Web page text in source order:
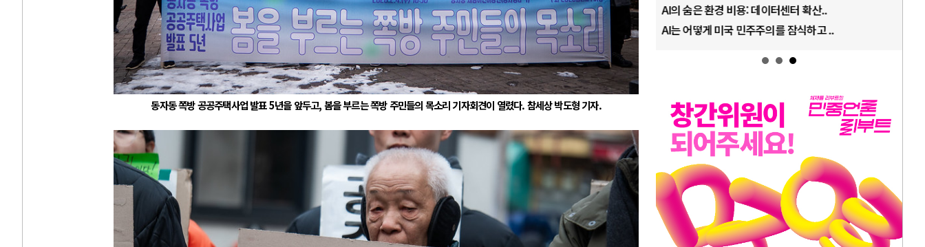
동자동 쪽방 공공주택사업 발표 5년을 앞두고, 봄을 부르는 쪽방 주민들의 목소리 기자회견이 열렸다. 참세상 박도형 기자.
우크라이나, 덴마크, 에스토니아, 네덜란..
러·우크라, 대규모 공습 주고받아…민간 ..
트럼프, 이란 압박수단 한계 직면
하마스, 가자 통치권 이양으로 휴전 의지..
AI의 숨은 환경 비용: 데이터센터 확산..
AI는 어떻게 미국 민주주의를 잠식하고 ..